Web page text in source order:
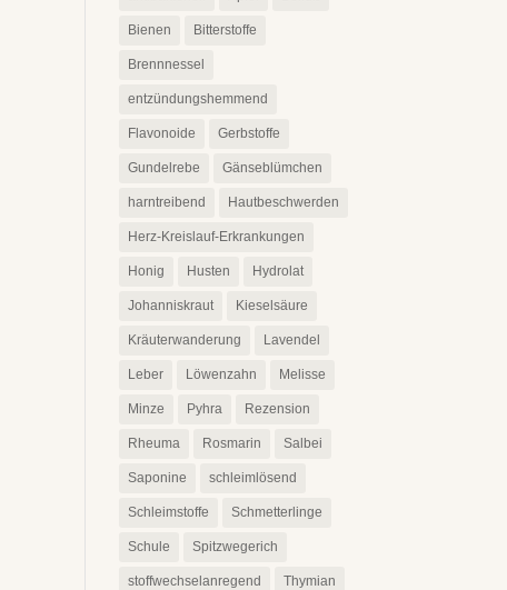
Bienen Bitterstoffe
Brennnessel
entzündungshemmend
Flavonoide Gerbstoffe
Gundelrebe Gänseblümchen
harntreibend Hautbeschwerden
Herz-Kreislauf-Erkrankungen
Honig Husten Hydrolat
Johanniskraut Kieselsäure
Kräuterwanderung Lavendel
Leber Löwenzahn Melisse
Minze Pyhra Rezension
Rheuma Rosmarin Salbei
Saponine schleimlösend
Schleimstoffe Schmetterlinge
Schule Spitzwegerich
stoffwechselanregend Thymian